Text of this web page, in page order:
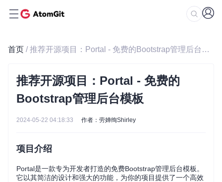
首页 / 推荐开源项目：Portal - 免费的Bootstrap管理后台模板
推荐开源项目：Portal - 免费的
Bootstrap管理后台模板
2024-05-22 04:18:33 作者：劳婵绚Shirley
项目介绍
Portal是一款专为开发者打造的免费Bootstrap管理后台模板。
它以其简洁的设计和强大的功能，为你的项目提供了一个高效